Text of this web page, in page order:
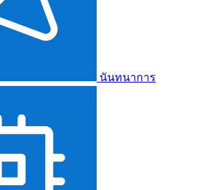
นันทนาการ